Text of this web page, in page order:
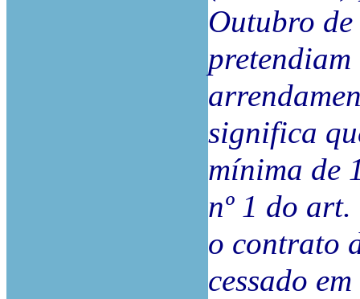
Outubro
significa
mínima de
nº 1 do
o contrato
cessado